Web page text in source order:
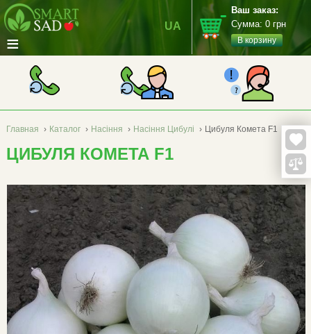
≡
UA
Ваш заказ:
Сумма: 0 грн
В корзину
Главная › Каталог › Насіння › Насіння Цибулі › Цибуля Комета F1
ЦИБУЛЯ КОМЕТА F1